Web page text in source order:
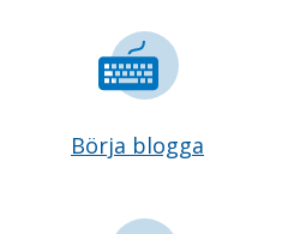
Börja blogga